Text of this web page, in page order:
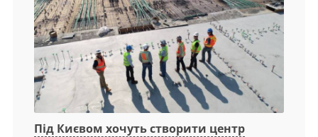
Під Києвом хочуть створити центр